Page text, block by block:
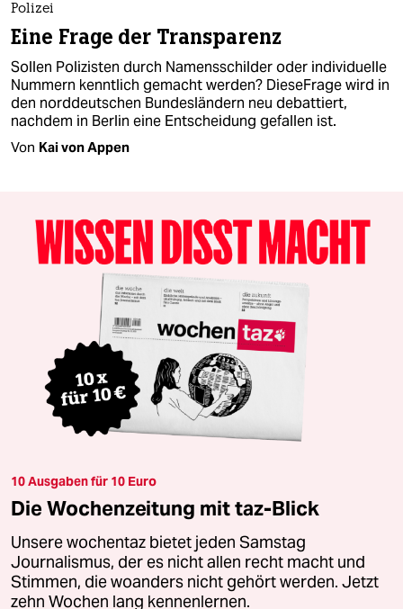
Polizei
Eine Frage der Transparenz
Sollen Polizisten durch Namensschilder oder individuelle
Nummern kenntlich gemacht werden? DieseFrage wird in
den norddeutschen Bundesländern neu debattiert,
nachdem in Berlin eine Entscheidung gefallen ist.
Von Kai von Appen
10 Ausgaben für 10 Euro
Die Wochenzeitung mit taz-Blick
Unsere wochentaz bietet jeden Samstag
Journalismus, der es nicht allen recht macht und
Stimmen, die woanders nicht gehört werden. Jetzt
zehn Wochen lang kennenlernen.